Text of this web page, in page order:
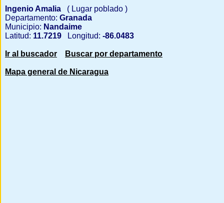
Ingenio Amalia
( Lugar poblado )
Departamento: Granada
Municipio: Nandaime
Latitud: 11.7219 Longitud: -86.0483
Ir al buscador Buscar por departamento
Mapa general de Nicaragua